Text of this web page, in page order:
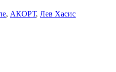
, АКОРТ, Лев Хасис